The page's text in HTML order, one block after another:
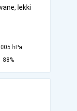
lekki
hPa
88%